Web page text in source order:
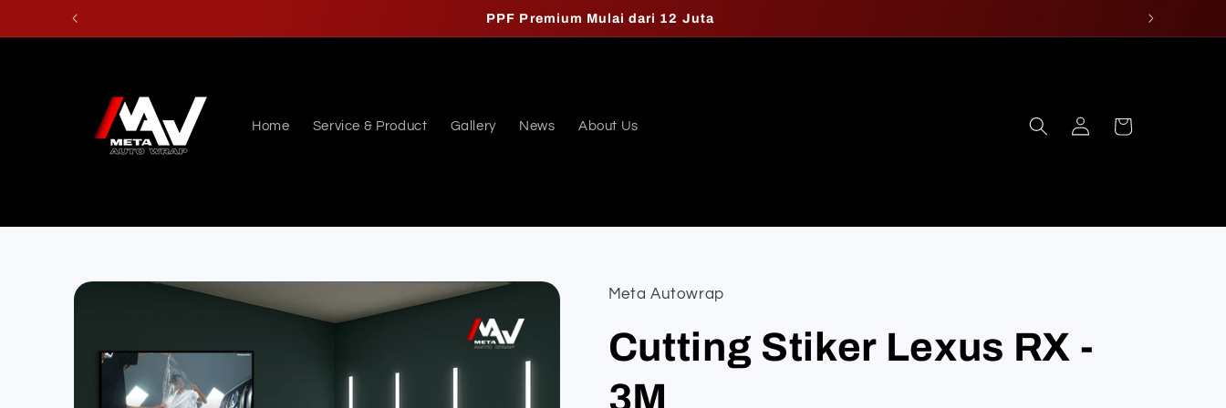
Skip to
PPF Premium Mulai dari 12 Juta
Home Service & Product Gallery News About Us
Log
in
Cart
Skip to
Meta Autowrap
Cutting Stiker Lexus RX -
3M